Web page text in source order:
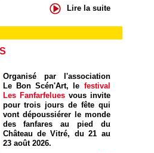
Lire la suite
Organisé par l'association
Le Bon Scén'Art, le festival
Les Fanfarfelues vous invite
pour trois jours de fête qui
vont dépoussiérer le monde
des fanfares au pied du
Château de Vitré, du 21 au
23 août 2026.